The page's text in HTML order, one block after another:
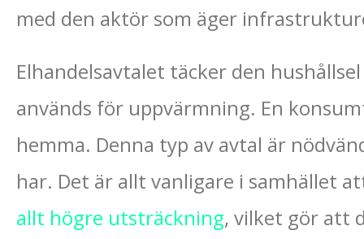
med den aktör som äger
Elhandelsavtalet täcker den
används för uppvärmning. En
hemma. Denna typ av avtal är
har. Det är allt vanligare i samhället
allt högre utsträckning, vilket gör att